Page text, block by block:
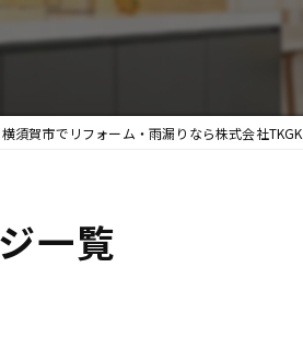
外壁
横須賀市でリフォーム・雨漏りなら株式会社TKGK
一覧